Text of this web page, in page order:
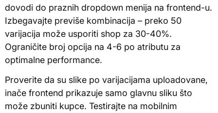
dovodi do praznih dropdown menija na frontend-u.
Izbegavajte previše kombinacija – preko 50
varijacija može usporiti shop za 30-40%.
Ograničite broj opcija na 4-6 po atributu za
optimalne performance.
Proverite da su slike po varijacijama uploadovane,
inače frontend prikazuje samo glavnu sliku što
može zbuniti kupce. Testirajte na mobilnim